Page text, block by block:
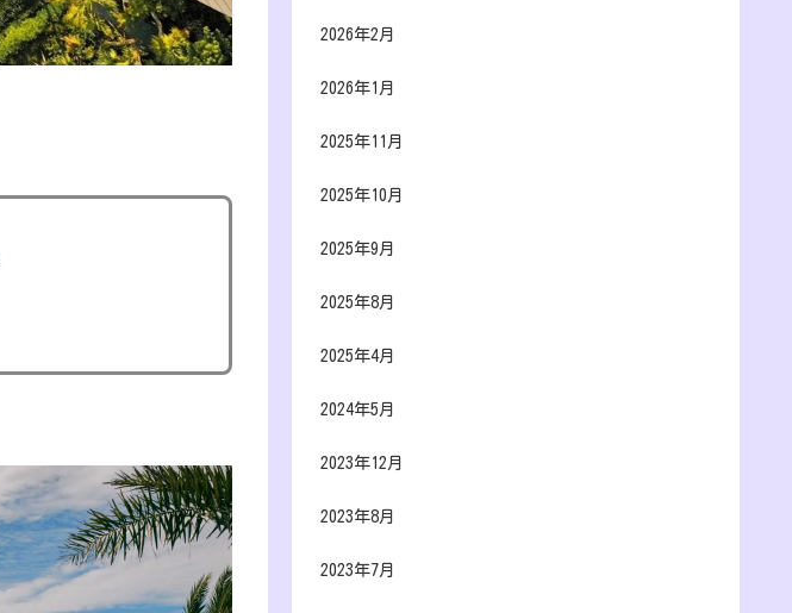
2026年2月
2026年1月
2025年11月
2025年10月
2025年9月
2025年8月
2025年4月
2024年5月
2023年12月
2023年8月
2023年7月